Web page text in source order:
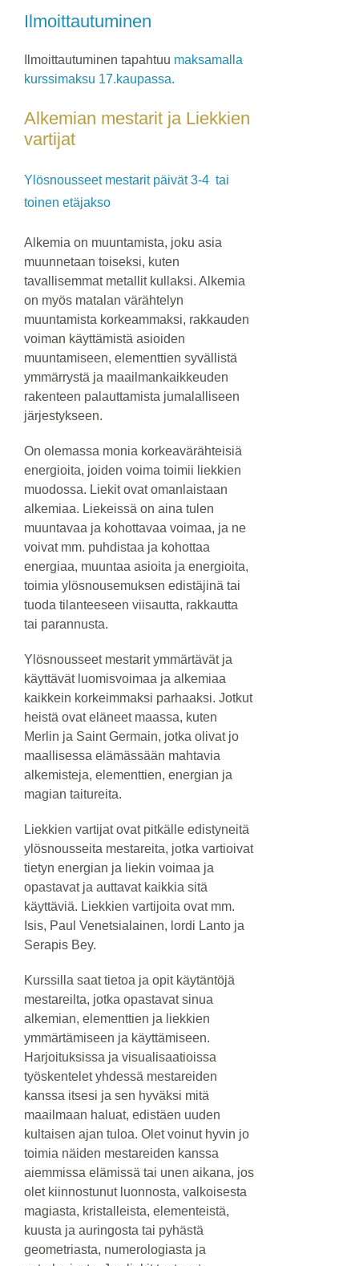
Ilmoittautuminen
Ilmoittautuminen tapahtuu maksamalla
kurssimaksu 17.kaupassa.
Alkemian mestarit ja Liekkien
vartijat
Ylösnousseet mestarit päivät 3-4 tai
toinen etäjakso
Alkemia on muuntamista, joku asia
muunnetaan toiseksi, kuten
tavallisemmat metallit kullaksi. Alkemia
on myös matalan värähtelyn
muuntamista korkeammaksi, rakkauden
voiman käyttämistä asioiden
muuntamiseen, elementtien syvällistä
ymmärrystä ja maailmankaikkeuden
rakenteen palauttamista jumalalliseen
järjestykseen.
On olemassa monia korkeavärähteisiä
energioita, joiden voima toimii liekkien
muodossa. Liekit ovat omanlaistaan
alkemiaa. Liekeissä on aina tulen
muuntavaa ja kohottavaa voimaa, ja ne
voivat mm. puhdistaa ja kohottaa
energiaa, muuntaa asioita ja energioita,
toimia ylösnousemuksen edistäjinä tai
tuoda tilanteeseen viisautta, rakkautta
tai parannusta.
Ylösnousseet mestarit ymmärtävät ja
käyttävät luomisvoimaa ja alkemiaa
kaikkein korkeimmaksi parhaaksi. Jotkut
heistä ovat eläneet maassa, kuten
Merlin ja Saint Germain, jotka olivat jo
maallisessa elämässään mahtavia
alkemisteja, elementtien, energian ja
magian taitureita.
Liekkien vartijat ovat pitkälle edistyneitä
ylösnousseita mestareita, jotka vartioivat
tietyn energian ja liekin voimaa ja
opastavat ja auttavat kaikkia sitä
käyttäviä. Liekkien vartijoita ovat mm.
Isis, Paul Venetsialainen, lordi Lanto ja
Serapis Bey.
Kurssilla saat tietoa ja opit käytäntöjä
mestareilta, jotka opastavat sinua
alkemian, elementtien ja liekkien
ymmärtämiseen ja käyttämiseen.
Harjoituksissa ja visualisaatioissa
työskentelet yhdessä mestareiden
kanssa itsesi ja sen hyväksi mitä
maailmaan haluat, edistäen uuden
kultaisen ajan tuloa. Olet voinut hyvin jo
toimia näiden mestareiden kanssa
aiemmissa elämissä tai unen aikana, jos
olet kiinnostunut luonnosta, valkoisesta
magiasta, kristalleista, elementeistä,
kuusta ja auringosta tai pyhästä
geometriasta, numerologiasta ja